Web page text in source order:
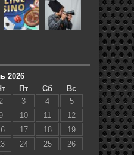
2026
Пт Сб
Вс
3 4
5
10 11
12
17 18
19
24 25
26